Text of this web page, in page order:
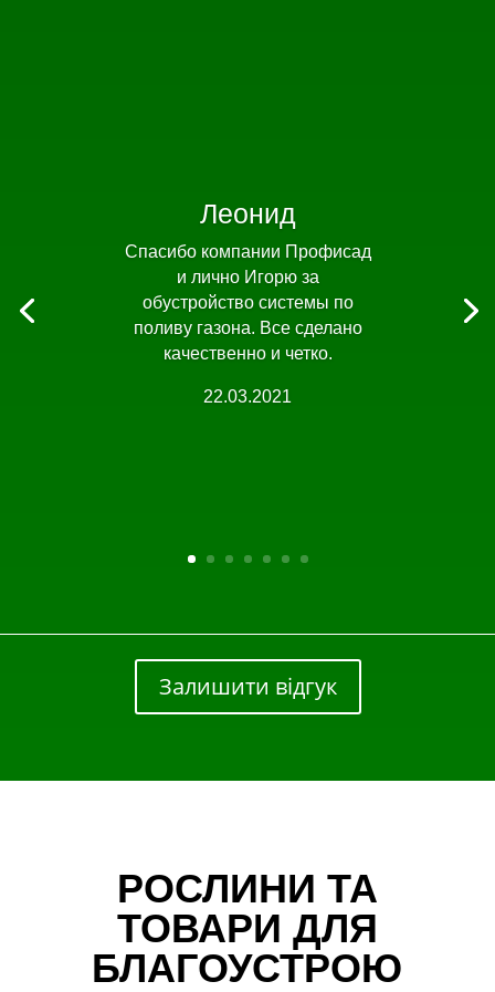
Леонид
Спасибо компании Профисад
и лично Игорю за
обустройство системы по
поливу газона. Все сделано
качественно и четко.
22.03.2021
Залишити відгук
РОСЛИНИ ТА
ТОВАРИ ДЛЯ
БЛАГОУСТРОЮ